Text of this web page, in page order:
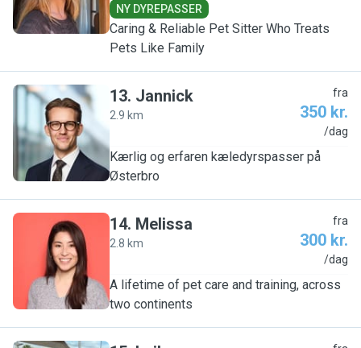
NY DYREPASSER
Caring & Reliable Pet Sitter Who Treats
Pets Like Family
J
13. Jannick
2.9 km
fra
350 kr.
/dag
Kærlig og erfaren kæledyrspasser på
Østerbro
M
14. Melissa
2.8 km
fra
300 kr.
/dag
A lifetime of pet care and training, across
two continents